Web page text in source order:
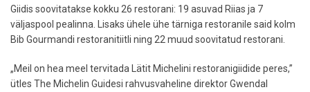
Giidis soovitatakse kokku 26 restorani: 19 asuvad Riias ja 7
väljaspool pealinna. Lisaks ühele ühe tärniga restoranile said kolm
Bib Gourmandi restoranitiitli ning 22 muud soovitatud restorani.
„Meil on hea meel tervitada Lätit Michelini restoranigiidide peres,”
ütles The Michelin Guidesi rahvusvaheline direktor Gwendal